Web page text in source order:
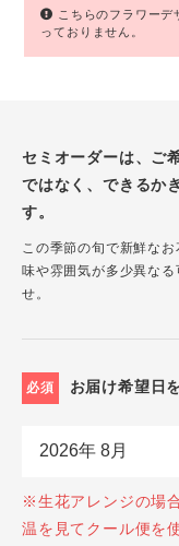
こちらのフラワー
っておりません。
セミオーダーは、ご
ではなく、できるか
す。
この季節の旬で新鮮な
味や雰囲気が多少異な
せ。
必須 お届け希望日
※生花アレンジの場
温を見てクール便を